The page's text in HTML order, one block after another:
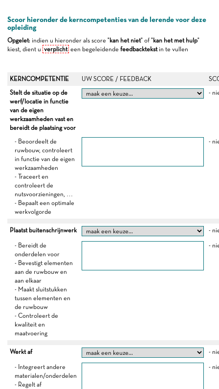
Scoor hieronder de kerncompetenties van de lerende voor deze
opleiding
Opgelet: indien u hieronder als score "kan het niet" of "kan het met hulp"
kiest, dient u verplicht een begeleidende feedbacktekstin te vullen
KERNCOMPETENTIE UW SCORE / FEEDBACK
Stelt de situatie op de
werf/locatie in functie
van de eigen
werkzaamheden vast en
bereidt de plaatsing voor
-
- Beoordeelt de
ruwbouw, controleert
in functie van de eigen
werkzaamheden
- Traceert en
controleert de
nutsvoorzieningen, …
- Bepaalt een optimale
werkvolgorde
-
Plaatst buitenschrijnwerk -
- Bereidt de
onderdelen voor
- Bevestigt elementen
aan de ruwbouw en
aan elkaar
- Maakt sluitstukken
tussen elementen en
de ruwbouw
- Controleert de
kwaliteit en
maatvoering
-
Werkt af -
- Integreert andere
materialen/onderdelen
- Regelt af
-